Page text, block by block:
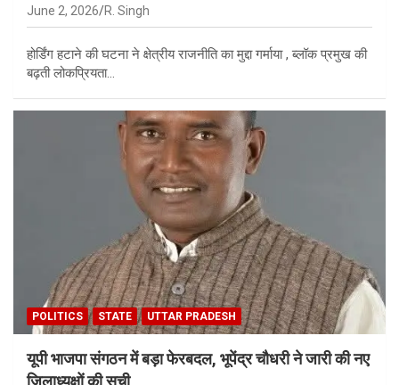
June 2, 2026 R. Singh
होर्डिंग हटाने की घटना ने क्षेत्रीय राजनीति का मुद्दा गर्माया , ब्लॉक प्रमुख की
बढ़ती लोकप्रियता…
POLITICS STATE UTTAR PRADESH
यूपी भाजपा संगठन में बड़ा फेरबदल, भूपेंद्र चौधरी ने जारी की नए
जिलाध्यक्षों की सूची